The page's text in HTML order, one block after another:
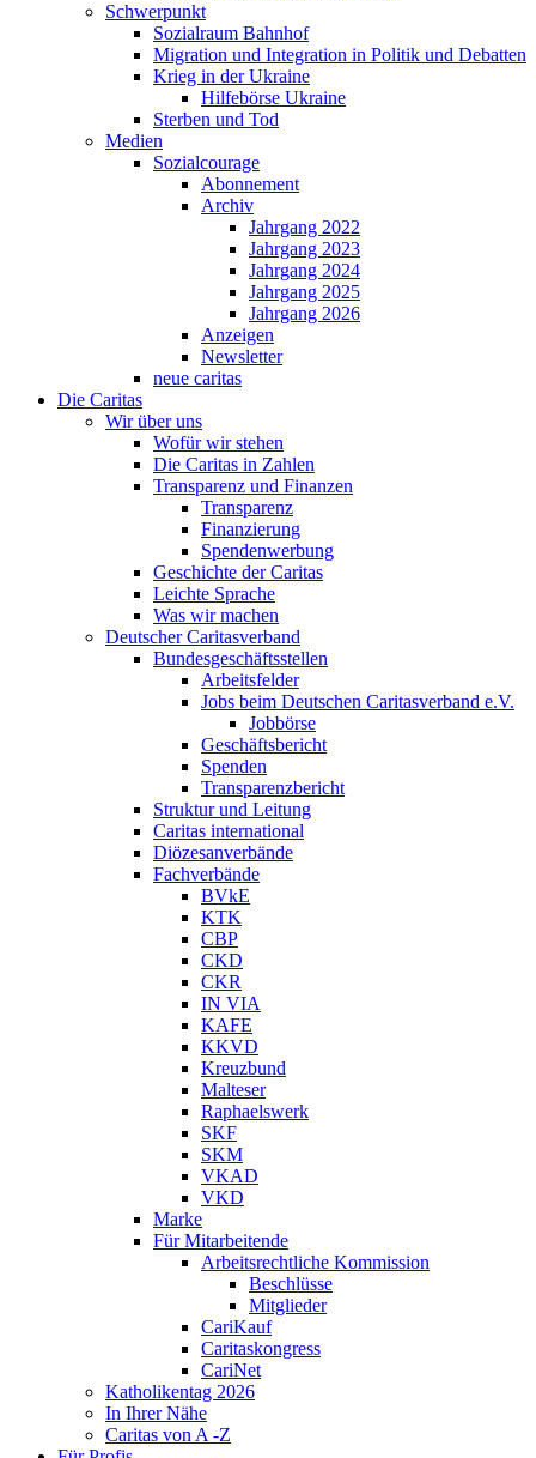
Schwerpunkt
Sozialraum Bahnhof
Migration und Integration in Politik und Debatten
Krieg in der Ukraine
Hilfebörse Ukraine
Sterben und Tod
Medien
Sozialcourage
Abonnement
Archiv
Jahrgang 2022
Jahrgang 2023
Jahrgang 2024
Jahrgang 2025
Jahrgang 2026
Anzeigen
Newsletter
neue caritas
Die Caritas
Wir über uns
Wofür wir stehen
Die Caritas in Zahlen
Transparenz und Finanzen
Transparenz
Finanzierung
Spendenwerbung
Geschichte der Caritas
Leichte Sprache
Was wir machen
Deutscher Caritasverband
Bundesgeschäftsstellen
Arbeitsfelder
Jobs beim Deutschen Caritasverband e.V.
Jobbörse
Geschäftsbericht
Spenden
Transparenzbericht
Struktur und Leitung
Caritas international
Diözesanverbände
Fachverbände
BVkE
KTK
CBP
CKD
CKR
IN VIA
KAFE
KKVD
Kreuzbund
Malteser
Raphaelswerk
SKF
SKM
VKAD
VKD
Marke
Für Mitarbeitende
Arbeitsrechtliche Kommission
Beschlüsse
Mitglieder
CariKauf
Caritaskongress
CariNet
Katholikentag 2026
In Ihrer Nähe
Caritas von A -Z